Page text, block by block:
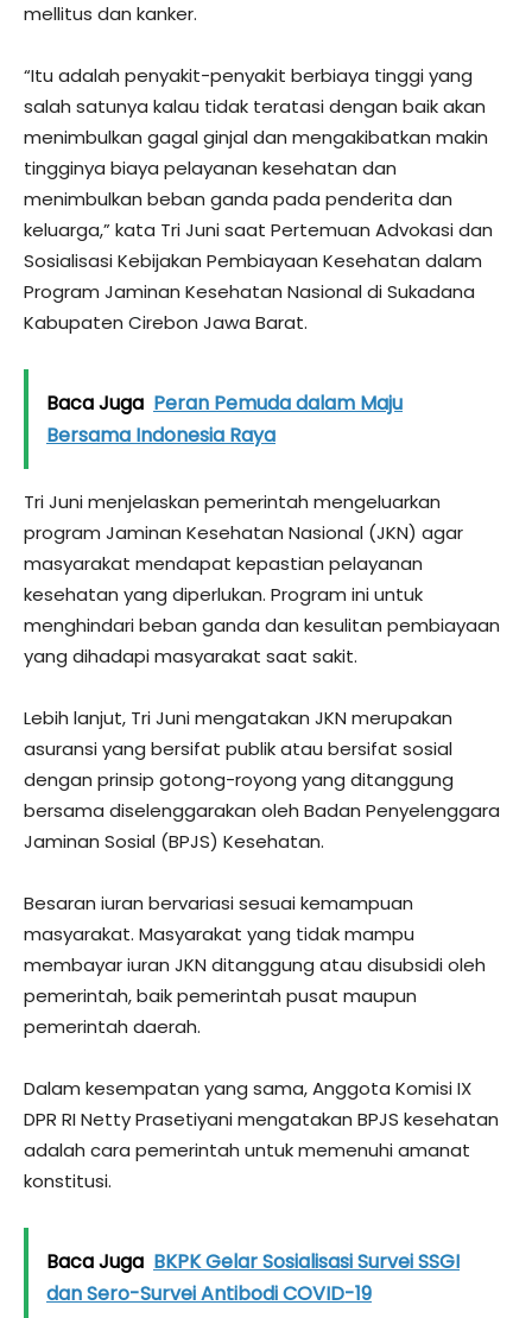
mellitus dan kanker.
“Itu adalah penyakit-penyakit berbiaya tinggi yang
salah satunya kalau tidak teratasi dengan baik akan
menimbulkan gagal ginjal dan mengakibatkan makin
tingginya biaya pelayanan kesehatan dan
menimbulkan beban ganda pada penderita dan
keluarga,” kata Tri Juni saat Pertemuan Advokasi dan
Sosialisasi Kebijakan Pembiayaan Kesehatan dalam
Program Jaminan Kesehatan Nasional di Sukadana
Kabupaten Cirebon Jawa Barat.
Baca Juga Peran Pemuda dalam Maju
Bersama Indonesia Raya
Tri Juni menjelaskan pemerintah mengeluarkan
program Jaminan Kesehatan Nasional (JKN) agar
masyarakat mendapat kepastian pelayanan
kesehatan yang diperlukan. Program ini untuk
menghindari beban ganda dan kesulitan pembiayaan
yang dihadapi masyarakat saat sakit.
Lebih lanjut, Tri Juni mengatakan JKN merupakan
asuransi yang bersifat publik atau bersifat sosial
dengan prinsip gotong-royong yang ditanggung
bersama diselenggarakan oleh Badan Penyelenggara
Jaminan Sosial (BPJS) Kesehatan.
Besaran iuran bervariasi sesuai kemampuan
masyarakat. Masyarakat yang tidak mampu
membayar iuran JKN ditanggung atau disubsidi oleh
pemerintah, baik pemerintah pusat maupun
pemerintah daerah.
Dalam kesempatan yang sama, Anggota Komisi IX
DPR RI Netty Prasetiyani mengatakan BPJS kesehatan
adalah cara pemerintah untuk memenuhi amanat
konstitusi.
Baca Juga BKPK Gelar Sosialisasi Survei SSGI
dan Sero-Survei Antibodi COVID-19